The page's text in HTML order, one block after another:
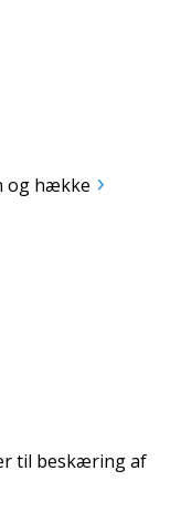
og hække
til beskæring af